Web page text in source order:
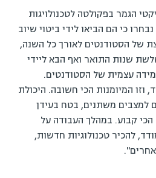
הגמר בפקולטה לטכנולויגות
כי הם הביאו לידי ביטוי שיוב
של הסטודנטים לאורך כל השנה,
שנות התואר ואף הבא ליידי
עצמית של הסטודנטים.
וזו המיומנות הכי חשובה. היכולת
למצבים משתנים, בטח בעידן
קבוע. במהלך העבודה על
להכיר טכנולוגיות חדשות,